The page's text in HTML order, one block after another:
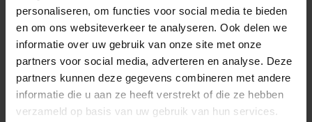
personaliseren, om functies voor social media te bieden
en om ons websiteverkeer te analyseren. Ook delen we
informatie over uw gebruik van onze site met onze
partners voor social media, adverteren en analyse. Deze
partners kunnen deze gegevens combineren met andere
informatie die u aan ze heeft verstrekt of die ze hebben
verzameld op basis van uw gebruik van hun services.